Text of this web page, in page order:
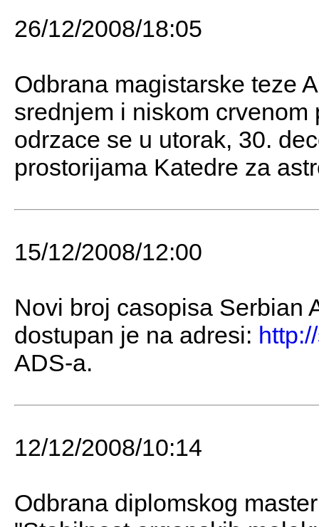
26/12/2008/18:05
Odbrana magistarske teze
srednjem i niskom
odrzace se u utorak, 30.
prostorijama Katedre za
15/12/2008/12:00
Novi broj casopisa Serbian
dostupan je na adresi:
ADS-a.
12/12/2008/10:14
Odbrana diplomskog